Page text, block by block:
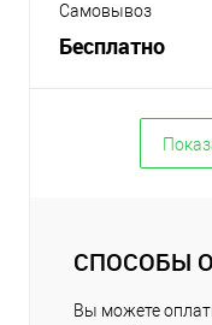
Самовывоз
Бесплатно
СПОСОБЫ
Вы можете